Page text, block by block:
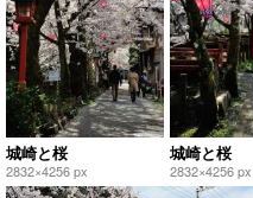
城崎と桜
2832×4256 px
城崎と桜
2832×4256 px